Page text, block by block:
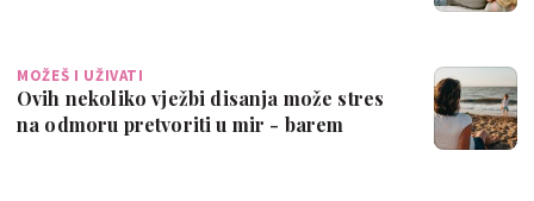
MOŽEŠ I UŽIVATI
Ovih nekoliko vježbi disanja može stres
na odmoru pretvoriti u mir - barem